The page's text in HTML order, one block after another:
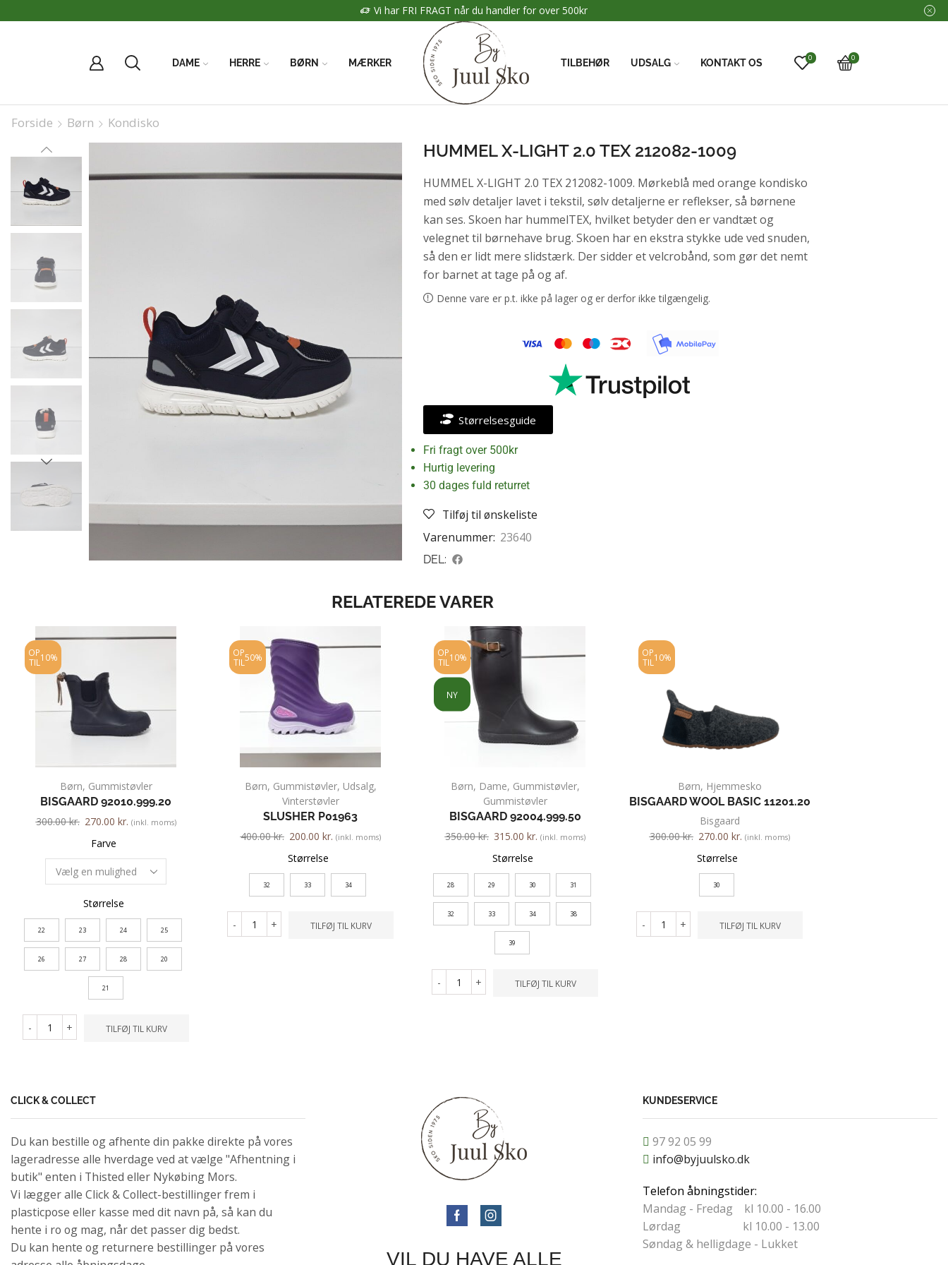
Vi har FRI FRAGT når du handler for over 500kr
DAME HERRE BØRN MÆRKER TILBEHØR UDSALG KONTAKT OS 0 0
Forside Børn Kondisko
HUMMEL X-LIGHT 2.0 TEX 212082-1009
HUMMEL X-LIGHT 2.0 TEX 212082-1009. Mørkeblå med orange kondisko
med sølv detaljer lavet i tekstil, sølv detaljerne er reflekser, så børnene
kan ses. Skoen har hummelTEX, hvilket betyder den er vandtæt og
velegnet til børnehave brug. Skoen har en ekstra stykke ude ved snuden,
så den er lidt mere slidstærk. Der sidder et velcrobånd, som gør det nemt
for barnet at tage på og af.
Denne vare er p.t. ikke på lager og er derfor ikke tilgængelig.
Størrelsesguide
Fri fragt over 500kr
Hurtig levering
30 dages fuld returret
Tilføj til ønskeliste
Varenummer: 23640
DEL:
RELATEREDE VARER
OP
TIL 10%
Børn, Gummistøvler
BISGAARD 92010.999.20
300.00kr. 270.00 kr. (inkl. moms)
Farve
Størrelse
22 23 24 25
26 27 28 20
21
- + TILFØJ TIL KURV
OP
TIL 50%
Børn, Gummistøvler, Udsalg,
Vinterstøvler
SLUSHER P01963
400.00kr. 200.00 kr. (inkl. moms)
Størrelse
32 33 34
- + TILFØJ TIL KURV
OP
TIL 10%
NY
Børn, Dame, Gummistøvler,
Gummistøvler
BISGAARD 92004.999.50
350.00kr. 315.00 kr. (inkl. moms)
Størrelse
28 29 30 31
32 33 34 38
39
- + TILFØJ TIL KURV
OP
TIL 10%
Børn, Hjemmesko
BISGAARD WOOL BASIC 11201.20
Bisgaard
300.00kr. 270.00 kr. (inkl. moms)
Størrelse
30
- + TILFØJ TIL KURV
CLICK & COLLECT
Du kan bestille og afhente din pakke direkte på vores
lageradresse alle hverdage ved at vælge "Afhentning i
butik" enten i Thisted eller Nykøbing Mors.
Vi lægger alle Click & Collect-bestillinger frem i
plasticpose eller kasse med dit navn på, så kan du
hente i ro og mag, når det passer dig bedst.
Du kan hente og returnere bestillinger på vores
VIL DU HAVE ALLE
KUNDESERVICE
97 92 05 99
info@byjuulsko.dk
Telefon åbningstider:
Mandag - Fredag kl 10.00 - 16.00
Lørdag kl 10.00 - 13.00
Søndag & helligdage - Lukket